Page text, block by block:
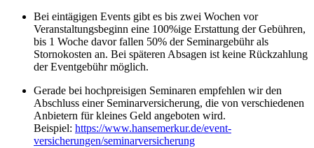
Bei eintägigen Events gibt es bis zwei Wochen vor
Veranstaltungsbeginn eine 100%ige Erstattung der Gebühren,
bis 1 Woche davor fallen 50% der Seminargebühr als
Stornokosten an. Bei späteren Absagen ist keine Rückzahlung
der Eventgebühr möglich.
Gerade bei hochpreisigen Seminaren empfehlen wir den
Abschluss einer Seminarversicherung, die von verschiedenen
Anbietern für kleines Geld angeboten wird.
Beispiel: https://www.hansemerkur.de/event-
versicherungen/seminarversicherung